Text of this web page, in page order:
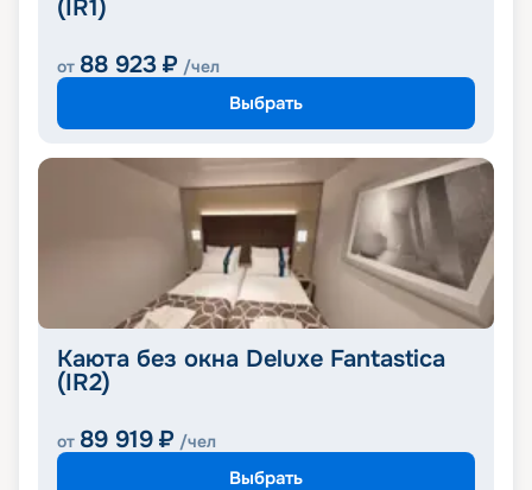
(IR1)
от 88 923 ₽ /чел
Выбрать
Каюта без окна Deluxe Fantastica
(IR2)
от 89 919 ₽ /чел
Выбрать